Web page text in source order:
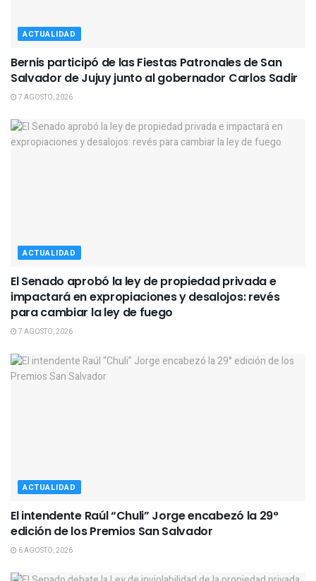
ACTUALIDAD
Bernis participó de las Fiestas Patronales de San
Salvador de Jujuy junto al gobernador Carlos Sadir
7 AGOSTO, 2026
ACTUALIDAD
El Senado aprobó la ley de propiedad privada e
impactará en expropiaciones y desalojos: revés
para cambiar la ley de fuego
7 AGOSTO, 2026
ACTUALIDAD
El intendente Raúl “Chuli” Jorge encabezó la 29°
edición de los Premios San Salvador
6 AGOSTO, 2026